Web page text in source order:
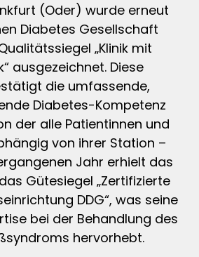
(Oder) wurde erneut
Diabetes Gesellschaft
„Klinik mit
ausgezeichnet. Diese
die umfassende,
Diabetes-Kompetenz
der alle Patientinnen und
von ihrer Station –
Jahr erhielt das
Gütesiegel „Zertifizierte
DDG“, was seine
bei der Behandlung des
hervorhebt.